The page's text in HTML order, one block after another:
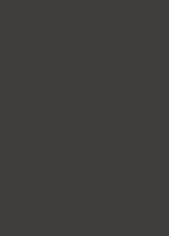
bezoekers, houtverkoop of
vaak lokaal
in eigen - niet door IT
in aparte datasets of
werkwijzen per regio. Ook
bijvoorbeeld in
op het terrein vooruit,
om als organisatie op
verder te bouwen. Ook als
gaan is kennisoverdracht